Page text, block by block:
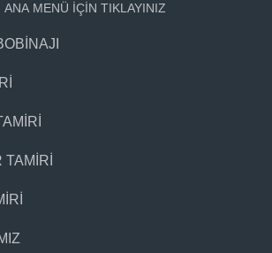
ANA MENÜ İÇİN TIKLAYINIZ